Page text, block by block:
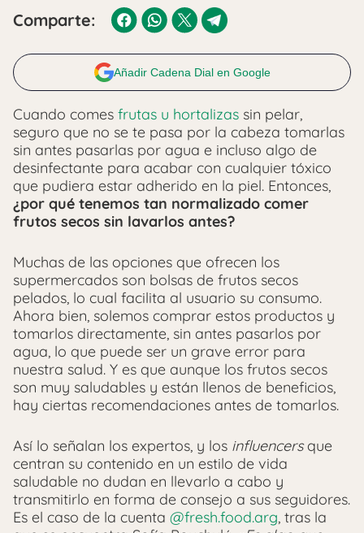
Comparte:
Añadir Cadena Dial en Google
Cuando comes frutas u hortalizas sin pelar,
seguro que no se te pasa por la cabeza tomarlas
sin antes pasarlas por agua e incluso algo de
desinfectante para acabar con cualquier tóxico
que pudiera estar adherido en la piel. Entonces,
¿por qué tenemos tan normalizado comer
frutos secos sin lavarlos antes?
Muchas de las opciones que ofrecen los
supermercados son bolsas de frutos secos
pelados, lo cual facilita al usuario su consumo.
Ahora bien, solemos comprar estos productos y
tomarlos directamente, sin antes pasarlos por
agua, lo que puede ser un grave error para
nuestra salud. Y es que aunque los frutos secos
son muy saludables y están llenos de beneficios,
hay ciertas recomendaciones antes de tomarlos.
Así lo señalan los expertos, y los influencersque
centran su contenido en un estilo de vida
saludable no dudan en llevarlo a cabo y
transmitirlo en forma de consejo a sus seguidores.
Es el caso de la cuenta @fresh.food.arg, tras la